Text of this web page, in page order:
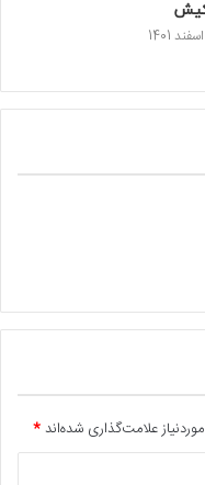
علامت‌گذاری شده‌اند*